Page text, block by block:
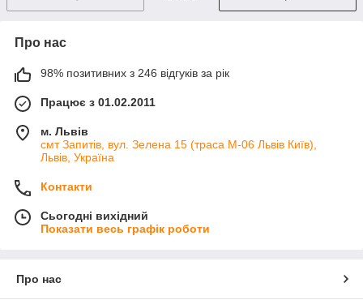
Про нас
98% позитивних з 246 відгуків за рік
Працює з 01.02.2011
м. Львів
смт Запитів, вул. Зелена 15 (траса М-06 Львів Київ),
Львів, Україна
Контакти
Сьогодні вихідний
Показати весь графік роботи
Про нас